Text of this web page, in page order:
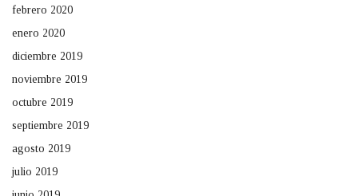
febrero 2020
enero 2020
diciembre 2019
noviembre 2019
octubre 2019
septiembre 2019
agosto 2019
julio 2019